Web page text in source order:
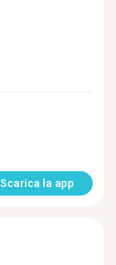
Scarica la app